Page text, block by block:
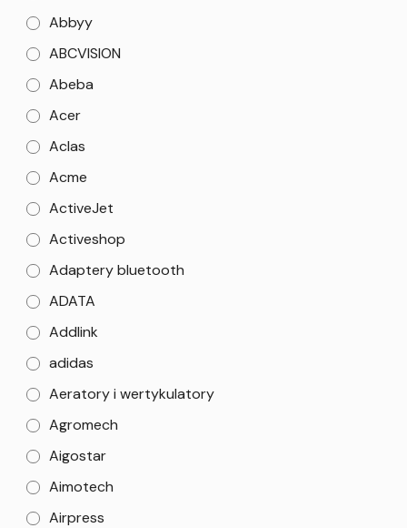
Abbyy
ABCVISION
Abeba
Acer
Aclas
Acme
ActiveJet
Activeshop
Adaptery bluetooth
ADATA
Addlink
adidas
Aeratory i wertykulatory
Agromech
Aigostar
Aimotech
Airpress